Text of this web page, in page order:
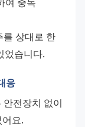
를 상대로 한
었습니다.
응
전장치 없이
요.